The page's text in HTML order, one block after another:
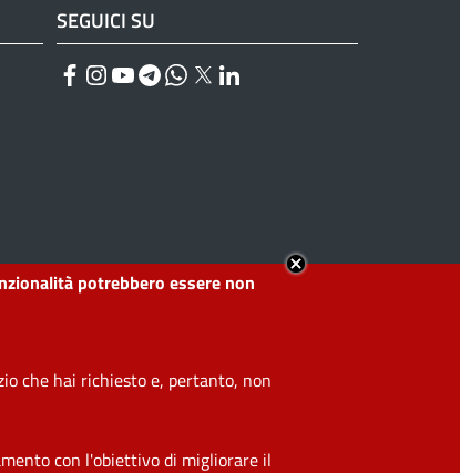
potrebbero essere non
che hai richiesto e, pertanto, non
con l'obiettivo di migliorare il
SEGUICI SU
Facebook
Instagram
YouTube
Telegram
WhatsApp
Twitter